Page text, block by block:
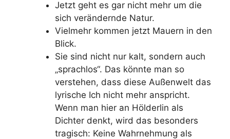
Jetzt geht es gar nicht mehr um die
sich verändernde Natur.
Vielmehr kommen jetzt Mauern in den
Blick.
Sie sind nicht nur kalt, sondern auch
„sprachlos“. Das könnte man so
verstehen, dass diese Außenwelt das
lyrische Ich nicht mehr anspricht.
Wenn man hier an Hölderlin als
Dichter denkt, wird das besonders
tragisch: Keine Wahrnehmung als